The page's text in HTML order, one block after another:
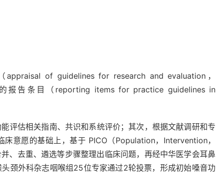
of guidelines for research and evaluation，
报告条目（reporting items for practice guidelines in
评估相关指南、共识和系统评价；其次，根据文献调研和专
意愿的基础上，基于 PICO（Population，Intervention，
、去重、遴选等步骤整理出临床问题，再经中华医学会耳鼻
颈外科杂志咽喉组25位专家通过2轮投票，形成初始嗓音功